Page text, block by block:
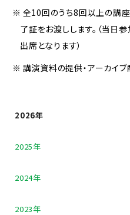
全10回のうち8回以上の講
了証をお渡しします。（当日
出席となります）
講演資料の提供・アーカイブ
2026年
2025年
2024年
2023年